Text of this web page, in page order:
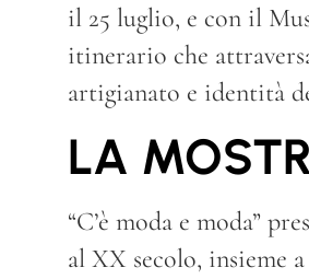
il 25 luglio, e con il
itinerario che
artigianato e identità
LA
“C’è moda e moda”
al XX secolo, insieme